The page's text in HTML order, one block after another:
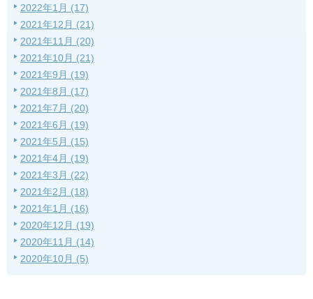
2022年1月 (17)
2021年12月 (21)
2021年11月 (20)
2021年10月 (21)
2021年9月 (19)
2021年8月 (17)
2021年7月 (20)
2021年6月 (19)
2021年5月 (15)
2021年4月 (19)
2021年3月 (22)
2021年2月 (18)
2021年1月 (16)
2020年12月 (19)
2020年11月 (14)
2020年10月 (5)